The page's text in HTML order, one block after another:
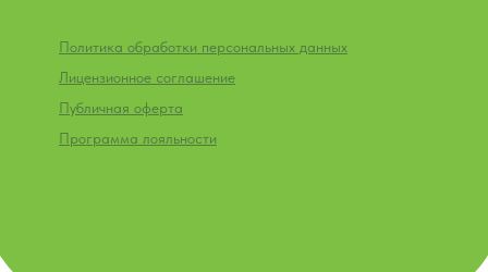
Лицензионное соглашение
Публичная оферта
Программа лояльности
Политика обработки персональных данных